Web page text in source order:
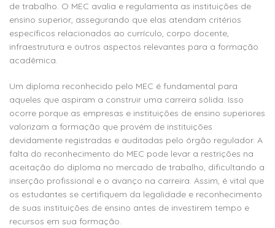
de trabalho. O MEC avalia e regulamenta as instituições de
ensino superior, assegurando que elas atendam critérios
específicos relacionados ao currículo, corpo docente,
infraestrutura e outros aspectos relevantes para a formação
acadêmica.
Um diploma reconhecido pelo MEC é fundamental para
aqueles que aspiram a construir uma carreira sólida. Isso
ocorre porque as empresas e instituições de ensino superiores
valorizam a formação que provém de instituições
devidamente registradas e auditadas pelo órgão regulador. A
falta do reconhecimento do MEC pode levar a restrições na
aceitação do diploma no mercado de trabalho, dificultando a
inserção profissional e o avanço na carreira. Assim, é vital que
os estudantes se certifiquem da legalidade e reconhecimento
de suas instituições de ensino antes de investirem tempo e
recursos em sua formação.